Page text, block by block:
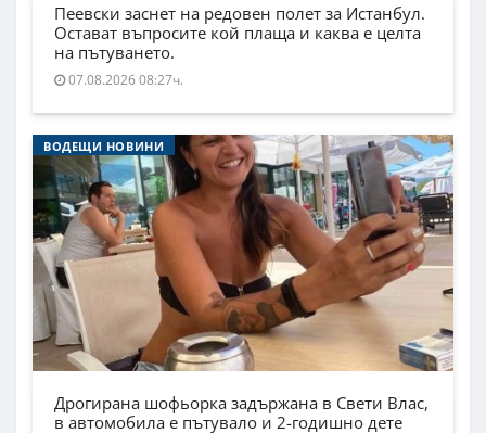
Пеевски заснет на редовен полет за Истанбул.
Остават въпросите кой плаща и каква е целта
на пътуването.
07.08.2026 08:27ч.
ВОДЕЩИ НОВИНИ
Дрогирана шофьорка задържана в Свети Влас,
в автомобила е пътувало и 2-годишно дете